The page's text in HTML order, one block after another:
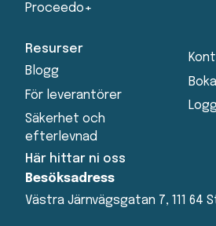
Proceedo+
Resurser
Blogg
För leverantörer
Säkerhet och
efterlevnad
Här hittar ni oss
Besöksadress
Västra Järnvägsgatan 7, 111 64